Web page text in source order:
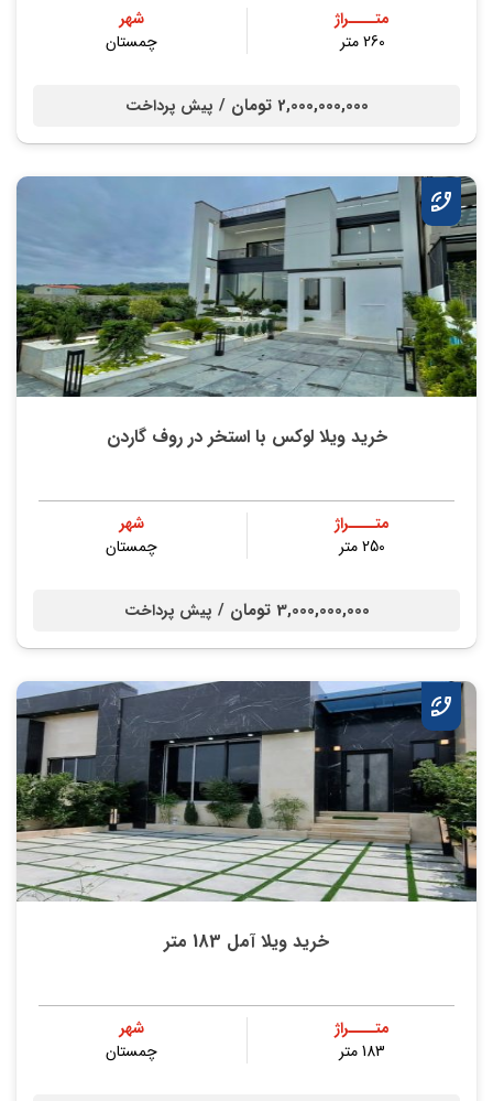
متــــراژ
260 متر
شهر
چمستان
2,000,000,000 تومان / پیش پرداخت
خرید ویلا لوکس با استخر در روف گاردن
متــــراژ
250 متر
شهر
چمستان
3,000,000,000 تومان / پیش پرداخت
خرید ویلا آمل 183 متر
متــــراژ
183 متر
شهر
چمستان